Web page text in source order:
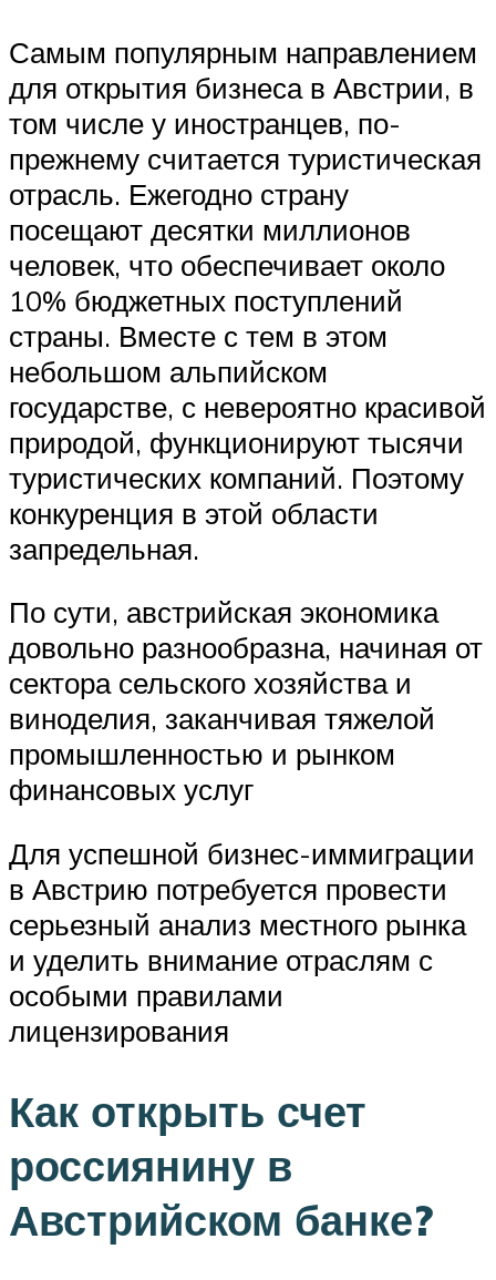
Самым популярным направлением
для открытия бизнеса в Австрии, в
том числе у иностранцев, по-
прежнему считается туристическая
отрасль. Ежегодно страну
посещают десятки миллионов
человек, что обеспечивает около
10% бюджетных поступлений
страны. Вместе с тем в этом
небольшом альпийском
государстве, с невероятно красивой
природой, функционируют тысячи
туристических компаний. Поэтому
конкуренция в этой области
запредельная.
По сути, австрийская экономика
довольно разнообразна, начиная от
сектора сельского хозяйства и
виноделия, заканчивая тяжелой
промышленностью и рынком
финансовых услуг
Для успешной бизнес-иммиграции
в Австрию потребуется провести
серьезный анализ местного рынка
и уделить внимание отраслям с
особыми правилами
лицензирования
Как открыть счет
россиянину в
Австрийском банке?